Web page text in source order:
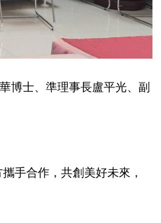
士、準理事長盧平光、副
手合作，共創美好未來，